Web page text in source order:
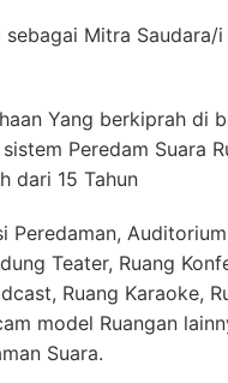
sebagai Mitra
Yang berkiprah di
Peredam Suara
dari 15 Tahun
Peredaman,
Teater, Ruang
Ruang Karaoke,
model Ruangan
Suara.